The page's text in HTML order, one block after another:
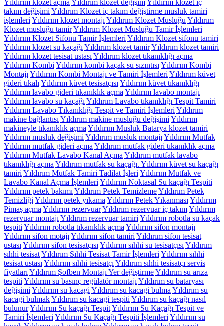
Yıldırım klozet açmaYıldırım klozet değişimYıldırım klozet iç
takım değişimiYıldırım Klozet iç takım değiştirme musluk tamiri
işlemleriYıldırım klozet montajıYıldırım Klozet MusluğuYıldırım
Klozet musluğu tamirYıldırım Klozet Musluğu Tamir İşlemleri
Yıldırım Klozet Sifonu Tamir İşlemleriYıldırım Klozet sifonu tamiri
Yıldırım klozet su kaçağıYıldırım klozet tamirYıldırım klozet tamiri
Yıldırım klozet tesisat ustasıYıldırım klozet tıkanıklığı açma
Yıldırım KombiYıldırım kombi kaçak su sızıntısıYıldırım Kombi
MontajıYıldırım Kombi Montajı ve Tamiri İşlemleriYıldırım küvet
gideri tıkalıYıldırım küvet tesisatçısıYıldırım küvet tıkanıklığı
Yıldırım lavabo gideri tıkanıklık açmaYıldırım lavabo montajı
Yıldırım lavabo su kaçağıYıldırım Lavabo tıkanıklığı Tespit Tamiri
Yıldırım Lavabo Tıkanıklığı Tespit ve Tamiri İşlemleriYıldırım
makine bağlantısıYıldırım makine musluğu değişimiYıldırım
makineyle tıkanıklık açmaYıldırım Musluk Batarya klozet tamiri
Yıldırım musluk değişimiYıldırım musluk montajıYıldırım Mutfak
Yıldırım mutfak gideri açmaYıldırım mutfak gideri tıkanıklık açma
Yıldırım Mutfak Lavabo Kanal AçmaYıldırım mutfak lavabo
tıkanıklığı açmaYıldırım mutfak su kaçağı. Yıldırım küvet su kaçağı
tamiriYıldırım Mutfak Tamiri Tadilat İşleriYıldırım Mutfak ve
Lavabo Kanal Açma İşlemleriYıldırım Noktasal Su kaçağı Tespiti
Yıldırım petek bakımıYıldırım Petek TemizlemeYıldırım Petek
TemizliğiYıldırım petek yıkamaYıldırım Petek YıkanmasıYıldırım
Pimaş açmaYıldırım rezervuarYıldırım rezervuar iç takımYıldırım
rezervuar montajıYıldırım rezervuar tamiriYıldırım robotla su kaçak
tespitiYıldırım robotla tıkanıklık açmaYıldırım sifon montajı
Yıldırım sifon motajıYıldırım sifon tamiriYıldırım sifon tesisat
ustasıYıldırım sifon tesisatçısıYıldırım sıhhi su tesisatçısıYıldırım
sıhhi tesisatYıldırım Sıhhi Tesisat Tamir İşlemleriYıldırım sıhhi
tesisat ustasıYıldırım sıhhi tesisatçıYıldırım sıhhi tesisatçı servis
fiyatlarıYıldırım Şofben Montajı Yer değiştirmeYıldırım su arıza
tespitiYıldırım su basınç regülatör montajıYıldırım su bataryası
değişimiYıldırım su kacagiYıldırım su kacagi bulmaYıldırım su
kacagi bulmakYıldırım su kacagi tespitiYıldırım su kaçağı nasıl
bulunurYıldırım Su kaçağı TespitYıldırım Su Kaçağı Tespit ve
Tamiri İşlemleriYıldırım Su Kaçağı Tespiti İşlemleriYıldırım su